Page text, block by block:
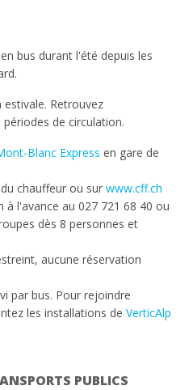
en bus durant l'été depuis les
estivale. Retrouvez
de circulation.
Blanc Express en gare de
chauffeur ou sur www.cff.ch
à l'avance au 027 721 68 40 ou
dès 8 personnes et
aucune réservation
par bus. Pour rejoindre
les installations de VerticAlp
PUBLICS